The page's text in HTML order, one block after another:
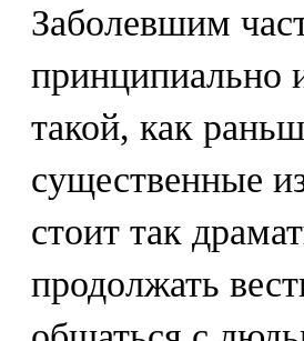
Заболевшим
принципиально
такой, как
существенные
стоит так
продолжать